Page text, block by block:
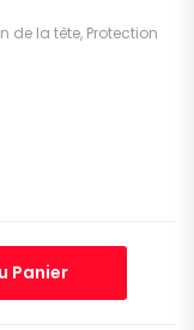
de la tête, Protection
Panier